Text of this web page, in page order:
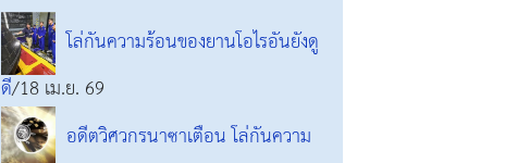
โล่กันความร้อนของยานโอไรอันยังดู
ดี/18 เม.ย. 69
อดีตวิศวกรนาซาเตือน โล่กันความ